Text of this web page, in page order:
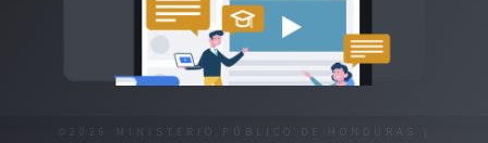
©2026 MINISTERIO PÚBLICO DE HONDURAS |